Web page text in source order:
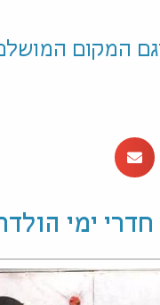
המקום
ימי